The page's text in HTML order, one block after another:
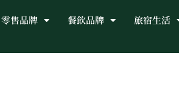
零售品牌 餐飲品牌 旅宿生活